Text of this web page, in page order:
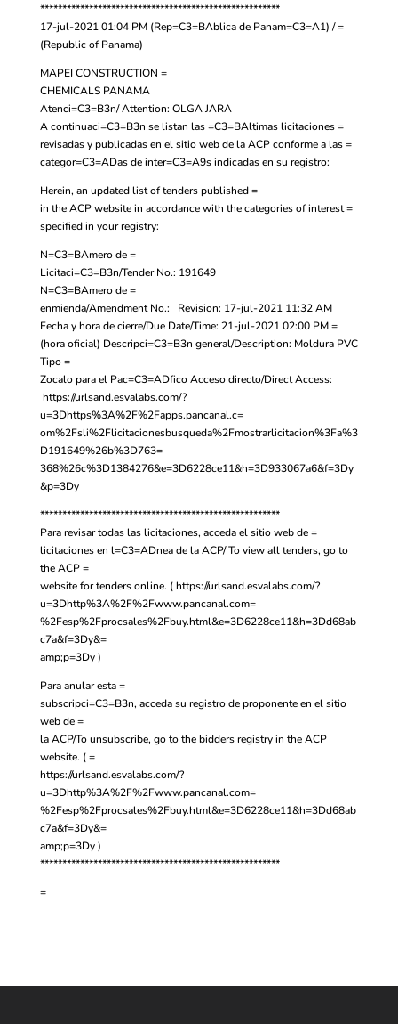
******************************************************
17-jul-2021 01:04 PM (Rep=C3=BAblica de Panam=C3=A1) / =
(Republic of Panama)
MAPEI CONSTRUCTION =
CHEMICALS PANAMA
Atenci=C3=B3n/ Attention: OLGA JARA
A continuaci=C3=B3n se listan las =C3=BAltimas licitaciones =
revisadas y publicadas en el sitio web de la ACP conforme a las =
categor=C3=ADas de inter=C3=A9s indicadas en su registro:
Herein, an updated list of tenders published =
in the ACP website in accordance with the categories of interest =
specified in your registry:
N=C3=BAmero de =
Licitaci=C3=B3n/Tender No.: 191649
N=C3=BAmero de =
enmienda/Amendment No.: Revision: 17-jul-2021 11:32 AM
Fecha y hora de cierre/Due Date/Time: 21-jul-2021 02:00 PM =
(hora oficial) Descripci=C3=B3n general/Description: Moldura PVC
Tipo =
Zocalo para el Pac=C3=ADfico Acceso directo/Direct Access:
https://urlsand.esvalabs.com/?
u=3Dhttps%3A%2F%2Fapps.pancanal.c=
om%2Fsli%2Flicitacionesbusqueda%2Fmostrarlicitacion%3Fa%3
D191649%26b%3D763=
368%26c%3D1384276&e=3D6228ce11&h=3D933067a6&f=3Dy
&p=3Dy
******************************************************
Para revisar todas las licitaciones, acceda el sitio web de =
licitaciones en l=C3=ADnea de la ACP/ To view all tenders, go to
the ACP =
website for tenders online. ( https://urlsand.esvalabs.com/?
u=3Dhttp%3A%2F%2Fwww.pancanal.com=
%2Fesp%2Fprocsales%2Fbuy.html&e=3D6228ce11&h=3Dd68ab
c7a&f=3Dy&=
amp;p=3Dy )
Para anular esta =
subscripci=C3=B3n, acceda su registro de proponente en el sitio
web de =
la ACP/To unsubscribe, go to the bidders registry in the ACP
website. ( =
https://urlsand.esvalabs.com/?
u=3Dhttp%3A%2F%2Fwww.pancanal.com=
%2Fesp%2Fprocsales%2Fbuy.html&e=3D6228ce11&h=3Dd68ab
c7a&f=3Dy&=
amp;p=3Dy )
******************************************************
=